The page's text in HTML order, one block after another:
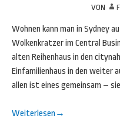
VON
Wohnen kann man in Sydney
Wolkenkratzer im Central
alten Reihenhaus in den
Einfamilienhaus in den weiter
allen ist eines gemeinsam –
Weiterlesen →